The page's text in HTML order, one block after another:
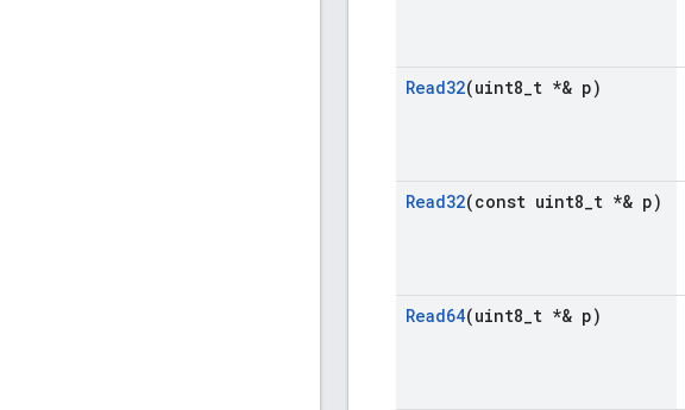
Read32(uint8 t *& p)
Read32(const uint8 t *& p)
Read64(uint8 t *& p)